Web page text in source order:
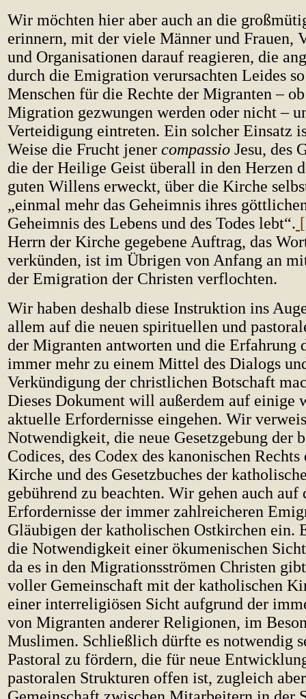
Wir möchten hier aber auch an die
erinnern, mit der viele Männer und Frauen,
und Organisationen darauf reagieren, die
durch die Emigration verursachten Leides
Menschen für die Rechte der Migranten –
Migration gezwungen werden oder nicht –
Verteidigung eintreten. Ein solcher Einsatz
Weise die Frucht jener compassio Jesu, des
die der Heilige Geist überall in den Herzen
guten Willens erweckt, über die Kirche
„einmal mehr das Geheimnis ihres
Geheimnis des Lebens und des Todes lebt“.
Herrn der Kirche gegebene Auftrag, das
verkünden, ist im Übrigen von Anfang an
der Emigration der Christen verflochten.
Wir haben deshalb diese Instruktion ins
allem auf die neuen spirituellen und
der Migranten antworten und die Erfahrung
immer mehr zu einem Mittel des Dialogs
Verkündigung der christlichen Botschaft
Dieses Dokument will außerdem auf einige
aktuelle Erfordernisse eingehen. Wir
Notwendigkeit, die neue Gesetzgebung der
Codices, des Codex des kanonischen
Kirche und des Gesetzbuches der
gebührend zu beachten. Wir gehen auch auf
Erfordernisse der immer zahlreicheren
Gläubigen der katholischen Ostkirchen ein.
die Notwendigkeit einer ökumenischen Sicht
da es in den Migrationsströmen Christen
voller Gemeinschaft mit der katholischen
einer interreligiösen Sicht aufgrund der
von Migranten anderer Religionen, im
Muslimen. Schließlich dürfte es notwendig
Pastoral zu fördern, die für neue
pastoralen Strukturen offen ist, zugleich